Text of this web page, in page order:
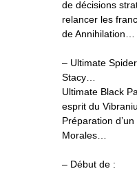
de décisions
relancer les
de Annihilation…
– Ultimate
Stacy…
Ultimate Black
esprit du
Préparation
Morales…
– Début de :